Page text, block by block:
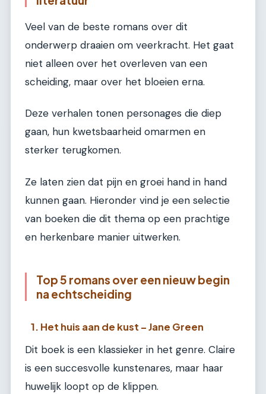
Veel van de beste romans over dit
onderwerp draaien om veerkracht. Het gaat
niet alleen over het overleven van een
scheiding, maar over het bloeien erna.
Deze verhalen tonen personages die diep
gaan, hun kwetsbaarheid omarmen en
sterker terugkomen.
Ze laten zien dat pijn en groei hand in hand
kunnen gaan. Hieronder vind je een selectie
van boeken die dit thema op een prachtige
en herkenbare manier uitwerken.
Top 5 romans over een nieuw begin
na echtscheiding
1. Het huis aan de kust – Jane Green
Dit boek is een klassieker in het genre. Claire
is een succesvolle kunstenares, maar haar
huwelijk loopt op de klippen.